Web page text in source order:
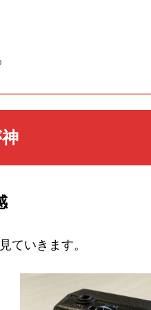
ていきます。